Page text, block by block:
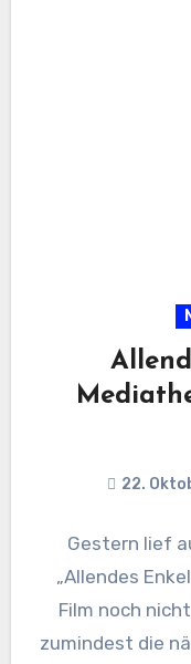
22.
Gestern lief
„Allendes
Film noch
zumindest die